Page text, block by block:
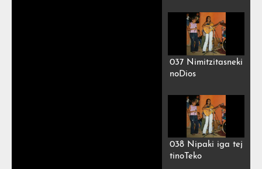
037 Nimitzitasneki
noDios
038 Nipaki iga tej
tinoTeko